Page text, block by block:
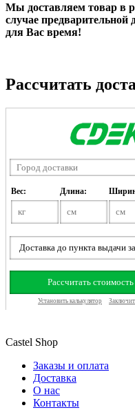
Мы доставляем товар в
случае предварительной
для Вас время!
Рассчитать
Castel Shop
Заказы и оплата
Доставка
О нас
Контакты